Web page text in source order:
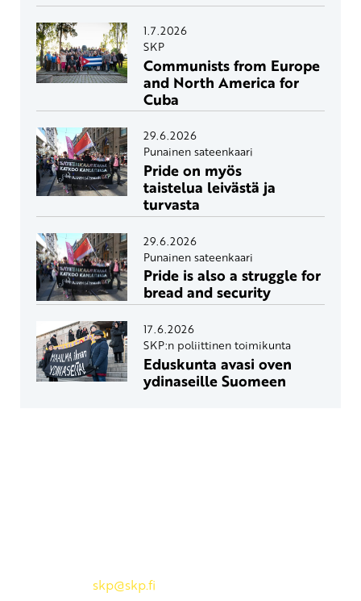
1.7.2026
SKP
Communists from Europe
and North America for
Cuba
29.6.2026
Punainen sateenkaari
Pride on myös
taistelua leivästä ja
turvasta
29.6.2026
Punainen sateenkaari
Pride is also a struggle for
bread and security
17.6.2026
SKP:n poliittinen toimikunta
Eduskunta avasi oven
ydinaseille Suomeen
skp@skp.fi